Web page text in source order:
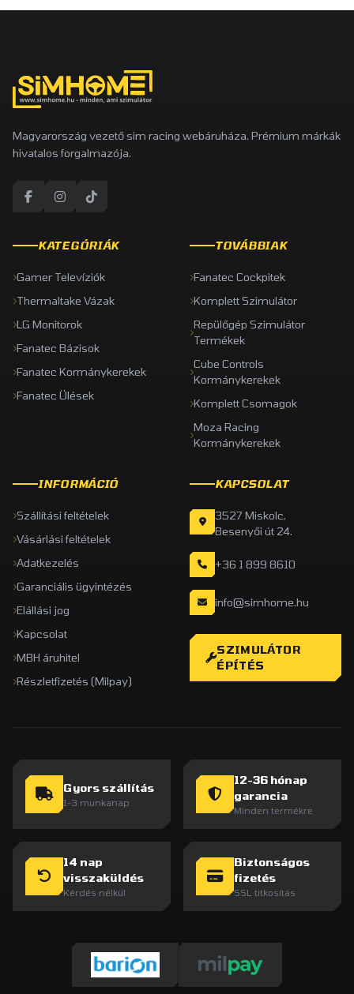
Magyarország vezető sim racing webáruháza. Prémium márkák
hivatalos forgalmazója.
KATEGÓRIÁK
Gamer Televíziók
Thermaltake Vázak
LG Monitorok
Fanatec Bázisok
Fanatec Kormánykerekek
Fanatec Ülések
TOVÁBBIAK
Fanatec Cockpitek
Komplett Szimulátor
Repülőgép Szimulátor
Termékek
Cube Controls
Kormánykerekek
Komplett Csomagok
Moza Racing
Kormánykerekek
INFORMÁCIÓ
Szállítási feltételek
Vásárlási feltételek
Adatkezelés
Garanciális ügyintézés
Elállási jog
Kapcsolat
MBH áruhitel
Részletfizetés (Milpay)
KAPCSOLAT
3527 Miskolc,
Besenyői út 24.
+36 1 899 8610
info@simhome.hu
SZIMULÁTOR
ÉPÍTÉS
Gyors szállítás
1-3 munkanap
12-36 hónap
garancia
Minden termékre
14 nap
visszaküldés
Kérdés nélkül
Biztonságos
fizetés
SSL titkosítás